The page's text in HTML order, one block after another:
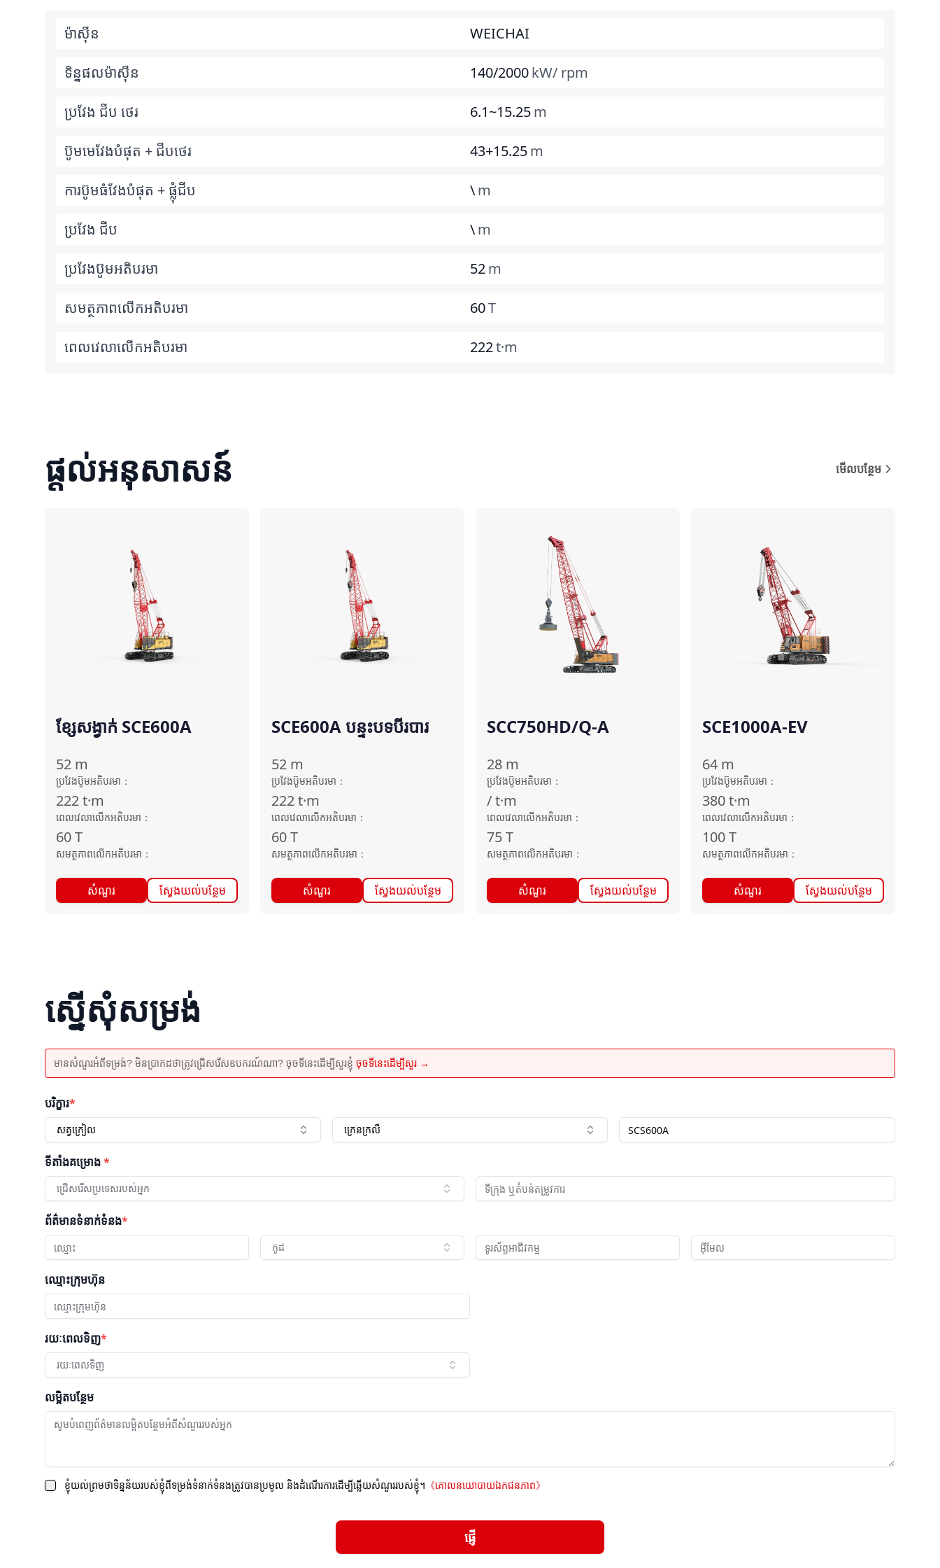
ម៉ាស៊ីន WEICHAI
ទិន្នផលម៉ាស៊ីន 140/2000kW/ rpm
ប្រវែង ជីប ថេរ 6.1~15.25m
ប៊ូមមេវែងបំផុត + ជីបថេរ 43+15.25m
ការ​ប៊ូម​ធំ​វែង​បំផុត + ផ្លុំ​ជីប \m
ប្រវែង ជីប \m
ប្រវែងប៊ូមអតិបរមា 52m
សមត្ថភាពលើកអតិបរមា 60T
ពេលវេលាលើកអតិបរមា 222t·m
ផ្តល់អនុសាសន៍ មើលបន្ថែម
ខ្សែសង្វាក់ SCE600A
52 m
ប្រវែងប៊ូមអតិបរមា ：
222t·m
ពេលវេលាលើកអតិបរមា ：
60T
សមត្ថភាពលើកអតិបរមា ：
សំណួរ ស្វែងយល់បន្ថែម
SCE600A បន្ទះបទបីរបារ
52 m
ប្រវែងប៊ូមអតិបរមា ：
222t·m
ពេលវេលាលើកអតិបរមា ：
60T
សមត្ថភាពលើកអតិបរមា ：
សំណួរ ស្វែងយល់បន្ថែម
SCC750HD/Q-A
28 m
ប្រវែងប៊ូមអតិបរមា ：
/t·m
ពេលវេលាលើកអតិបរមា ：
75T
សមត្ថភាពលើកអតិបរមា ：
សំណួរ ស្វែងយល់បន្ថែម
SCE1000A-EV
64 m
ប្រវែងប៊ូមអតិបរមា ：
380t·m
ពេលវេលាលើកអតិបរមា ：
100T
សមត្ថភាពលើកអតិបរមា ：
សំណួរ ស្វែងយល់បន្ថែម
ស្នើសុំសម្រង់
មានសំណួរអំពីទម្រង់? មិនប្រាកដថាត្រូវជ្រើសរើសឧបករណ៍ណា? ចុចទីនេះដើម្បីសួរខ្ញុំ ចុចទីនេះដើម្បីសួរ →
បរិក្ខារ*
សត្វក្រៀល ក្រេនក្រលឺ
ទីតាំងគម្រោង*
ជ្រើសរើសប្រទេសរបស់អ្នក
ព័ត៌មានទំនាក់ទំនង*
កូដ
ឈ្មោះក្រុមហ៊ុន
រយៈពេលទិញ*
រយៈពេលទិញ
លម្អិតបន្ថែម
ខ្ញុំយល់ព្រមថាទិន្នន័យរបស់ខ្ញុំពីទម្រង់ទំនាក់ទំនងត្រូវបានប្រមូល និងដំណើរការដើម្បីឆ្លើយសំណួររបស់ខ្ញុំ។ 《គោលនយោបាយឯកជនភាព》
ផ្ញើ